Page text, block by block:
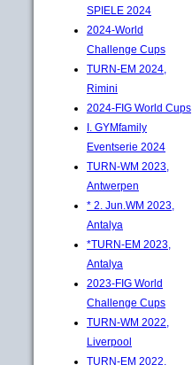
SPIELE 2024
2024-World
Challenge Cups
TURN-EM 2024,
Rimini
2024-FIG World Cups
I. GYMfamily
Eventserie 2024
TURN-WM 2023,
Antwerpen
* 2. Jun.WM 2023,
Antalya
*TURN-EM 2023,
Antalya
2023-FIG World
Challenge Cups
TURN-WM 2022,
Liverpool
TURN-EM 2022,